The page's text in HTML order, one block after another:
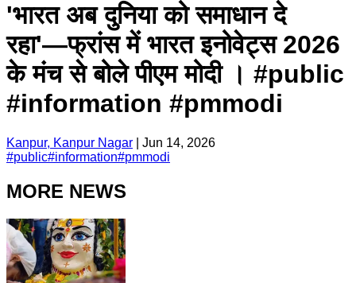
'भारत अब दुनिया को समाधान दे
रहा'—फ्रांस में भारत इनोवेट्स 2026
के मंच से बोले पीएम मोदी । #public
#information #pmmodi
Kanpur, Kanpur Nagar
Jun 14, 2026
#public#information#pmmodi
MORE NEWS